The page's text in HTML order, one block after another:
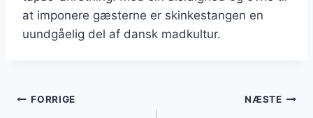
at imponere gæsterne er skinkestangen en
uundgåelig del af dansk madkultur.
Indlægsnavigation
FORRIGE NÆSTE